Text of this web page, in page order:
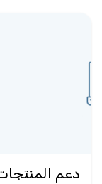
دعم